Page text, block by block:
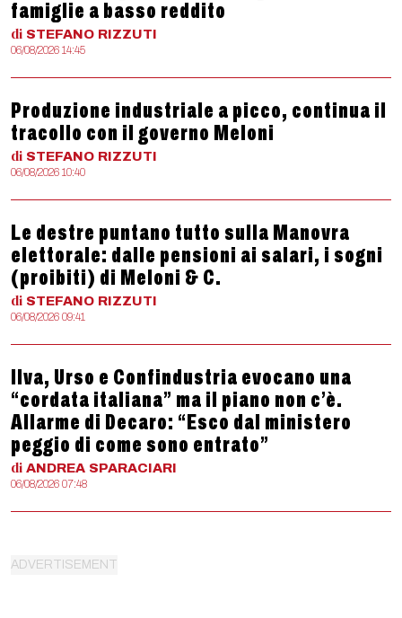
famiglie a basso reddito
di STEFANO RIZZUTI
06/08/2026 14:45
Produzione industriale a picco, continua il
tracollo con il governo Meloni
di STEFANO RIZZUTI
06/08/2026 10:40
Le destre puntano tutto sulla Manovra
elettorale: dalle pensioni ai salari, i sogni
(proibiti) di Meloni & C.
di STEFANO RIZZUTI
06/08/2026 09:41
Ilva, Urso e Confindustria evocano una
“cordata italiana” ma il piano non c’è.
Allarme di Decaro: “Esco dal ministero
peggio di come sono entrato”
di ANDREA SPARACIARI
06/08/2026 07:48